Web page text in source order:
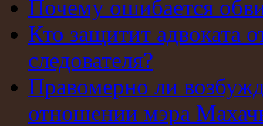
Почему ошибается
Кто защитит адвоката
следователя?
Правомерно ли
отношении мэра